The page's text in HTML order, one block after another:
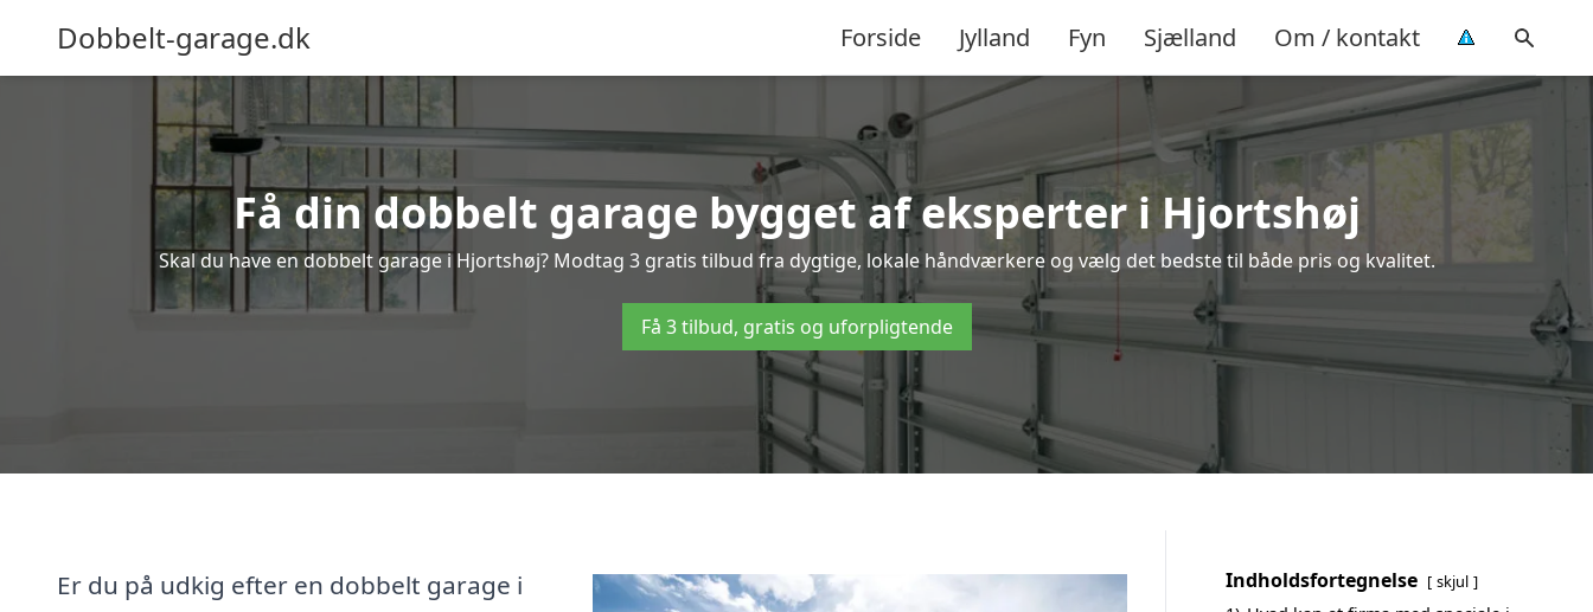
Dobbelt-garage.dk Forside Jylland Fyn Sjælland Om / kontakt
Få din dobbelt garage bygget af eksperter i Hjortshøj
Skal du have en dobbelt garage i Hjortshøj? Modtag 3 gratis tilbud fra dygtige, lokale håndværkere og vælg det bedste til både pris og kvalitet.
Få 3 tilbud, gratis og uforpligtende
Er du på udkig efter en dobbelt garage i
Indholdsfortegnelse skjul